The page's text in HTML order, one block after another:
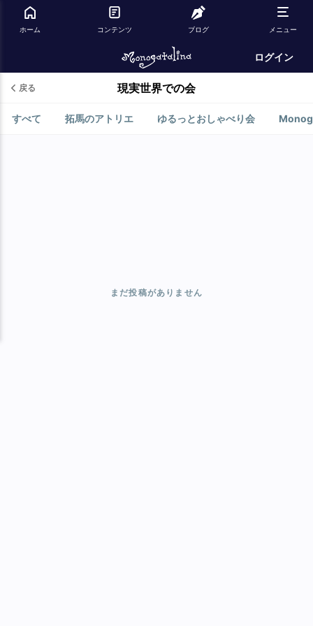
ホーム コンテンツ ブログ メニュー
ログイン
戻る 現実世界での会
すべて 拓馬のアトリエ ゆるっとおしゃべり会
まだ投稿がありません